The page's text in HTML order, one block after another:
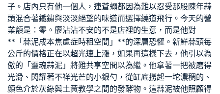
子。店內只有他一個人，連蒼蠅都因為難以忍受那股陳年蒜
頭混合著鐵鏽與淡淡絕望的味道而選擇繞道飛行。今天的營
業額是：零。廖沾沾不安的不是店裡的生意，而是他對
**「蒜泥成本焦慮症時租空間 」**的深層恐懼。新鮮蒜頭每
公斤的價格正在以超光速上漲，如果再這樣下去，他引以為
傲的「靈魂蒜泥」將難共享空間以為繼。他拿著一把被磨得
光滑、閃耀著不祥光芒的小銀勺，從缸底撈起一坨濃稠的、
顏色介於灰綠與土黃教學之間的發酵物。這蒜泥被他照顧得